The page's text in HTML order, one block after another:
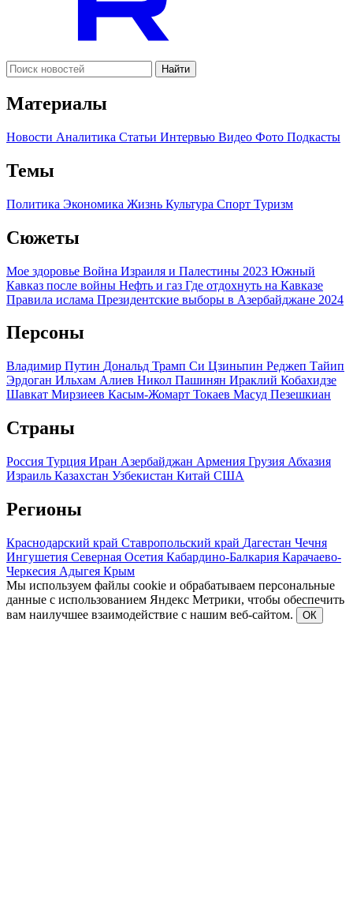
Найти
Материалы
Новости Аналитика Статьи Интервью Видео Фото Подкасты
Темы
Политика Экономика Жизнь Культура Спорт Туризм
Сюжеты
Мое здоровье Война Израиля и Палестины 2023 Южный
Кавказ после войны Нефть и газ Где отдохнуть на Кавказе
Правила ислама Президентские выборы в Азербайджане 2024
Персоны
Владимир Путин Дональд Трамп Си Цзиньпин Реджеп Тайип
Эрдоган Ильхам Алиев Никол Пашинян Ираклий Кобахидзе
Шавкат Мирзиеев Касым-Жомарт Токаев Масуд Пезешкиан
Страны
Россия Турция Иран Азербайджан Армения Грузия Абхазия
Израиль Казахстан Узбекистан Китай США
Регионы
Краснодарский край Ставропольский край Дагестан Чечня
Ингушетия Северная Осетия Кабардино-Балкария Карачаево-
Черкесия Адыгея Крым
Мы используем файлы cookie и обрабатываем персональные
данные с использованием Яндекс Метрики, чтобы обеспечить
вам наилучшее взаимодействие с нашим веб-сайтом.
ОК